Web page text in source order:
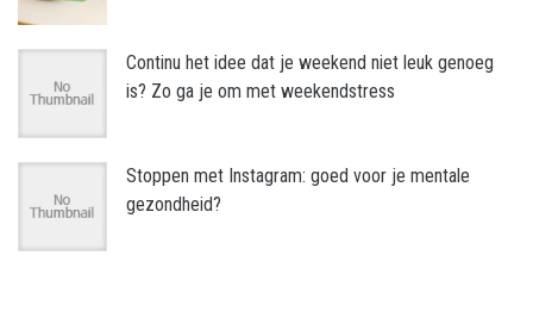
Continu het idee dat je weekend niet leuk genoeg
is? Zo ga je om met weekendstress
Stoppen met Instagram: goed voor je mentale
gezondheid?